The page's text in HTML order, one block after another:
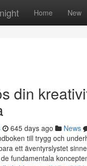
Home New
din
645 days ago News
till trygg och
ett äventyrslystet
fundamentala